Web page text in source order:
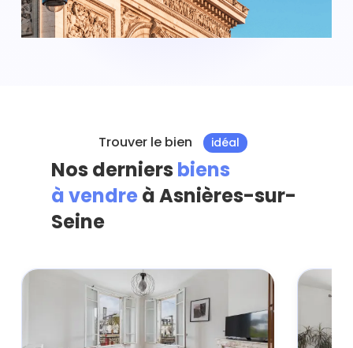
Trouver le bien idéal
Nos derniers biens
à vendre à Asnières-sur-
Seine